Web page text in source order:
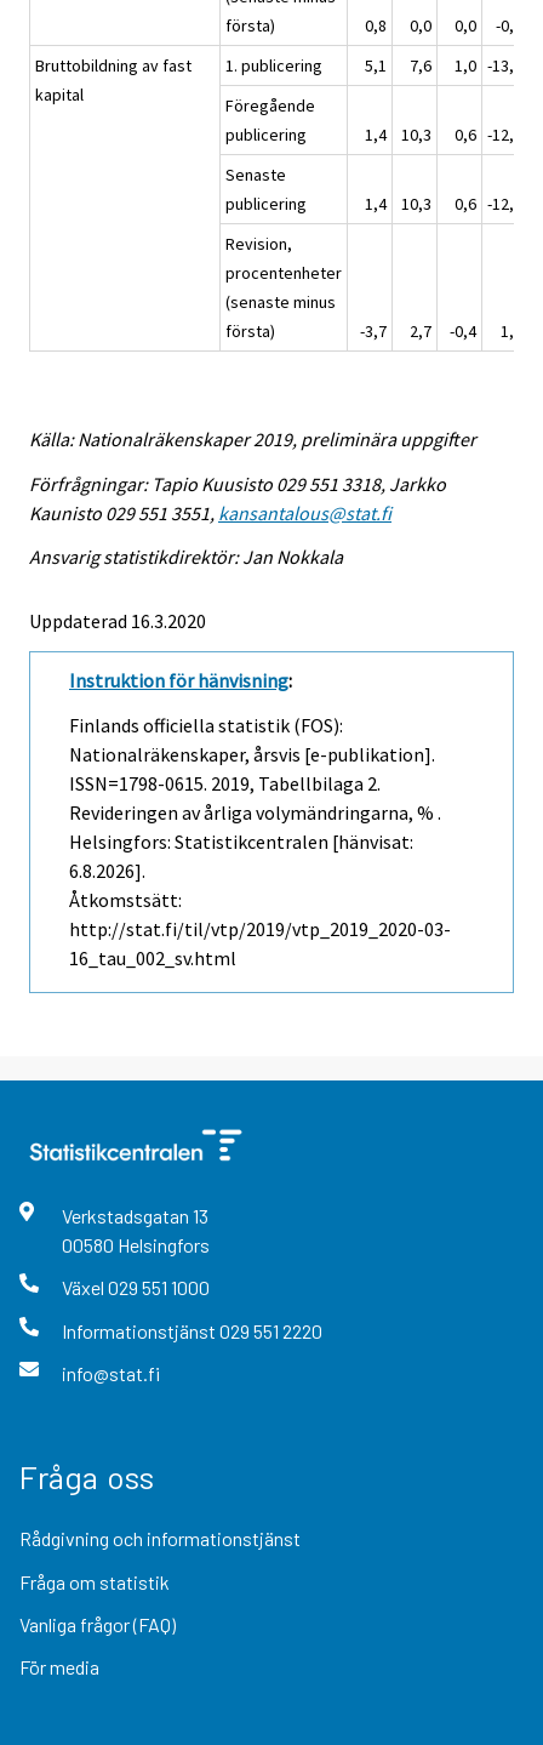
första)
0,8 0,0 0,0
-0,2
Bruttobildning av fast
kapital
1. publicering 5,1 7,6 1,0 -13,4
Föregående
publicering
1,4 10,3 0,6 -12,0
Senaste
publicering
1,4 10,3 0,6 -12,0
Revision,
procentenheter
(senaste minus
första)
-3,7 2,7 -0,4 1,4
Källa: Nationalräkenskaper 2019, preliminära uppgifter
Förfrågningar: Tapio Kuusisto 029 551 3318, Jarkko
Kaunisto 029 551 3551, kansantalous@stat.fi
Ansvarig statistikdirektör: Jan Nokkala
Uppdaterad 16.3.2020
Instruktion för hänvisning:
Finlands officiella statistik (FOS):
Nationalräkenskaper, årsvis [e-publikation].
ISSN=1798-0615. 2019, Tabellbilaga 2.
Revideringen av årliga volymändringarna, % .
Helsingfors: Statistikcentralen [hänvisat:
6.8.2026].
Åtkomstsätt:
http://stat.fi/til/vtp/2019/vtp_2019_2020-03-
16_tau_002_sv.html
Verkstadsgatan 13
00580 Helsingfors
Växel 029 551 1000
Informationstjänst 029 551 2220
info@stat.fi
Fråga oss
Rådgivning och informationstjänst
Fråga om statistik
Vanliga frågor (FAQ)
För media